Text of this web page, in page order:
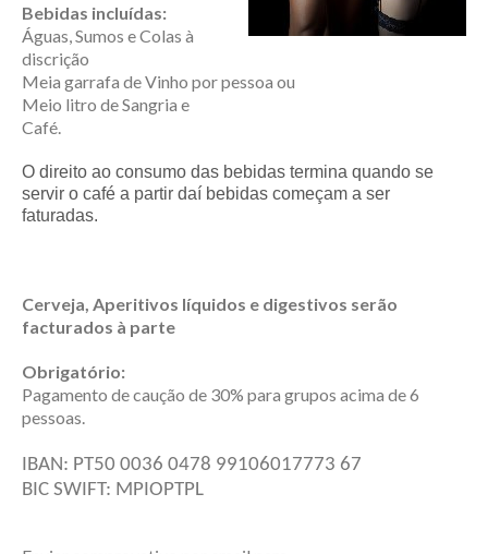
Bebidas incluídas:
Águas, Sumos e Colas à
discrição
Meia garrafa de Vinho por pessoa ou
Meio litro de Sangria e
Café.
O direito ao consumo das bebidas termina quando se
servir o café a partir daí bebidas começam a ser
faturadas.
Cerveja, Aperitivos líquidos e digestivos serão
facturados à parte
Obrigatório:
Pagamento de caução de 30% para grupos acima de 6
pessoas.
IBAN: PT50 0036 0478 99106017773 67
BIC SWIFT: MPIOPTPL